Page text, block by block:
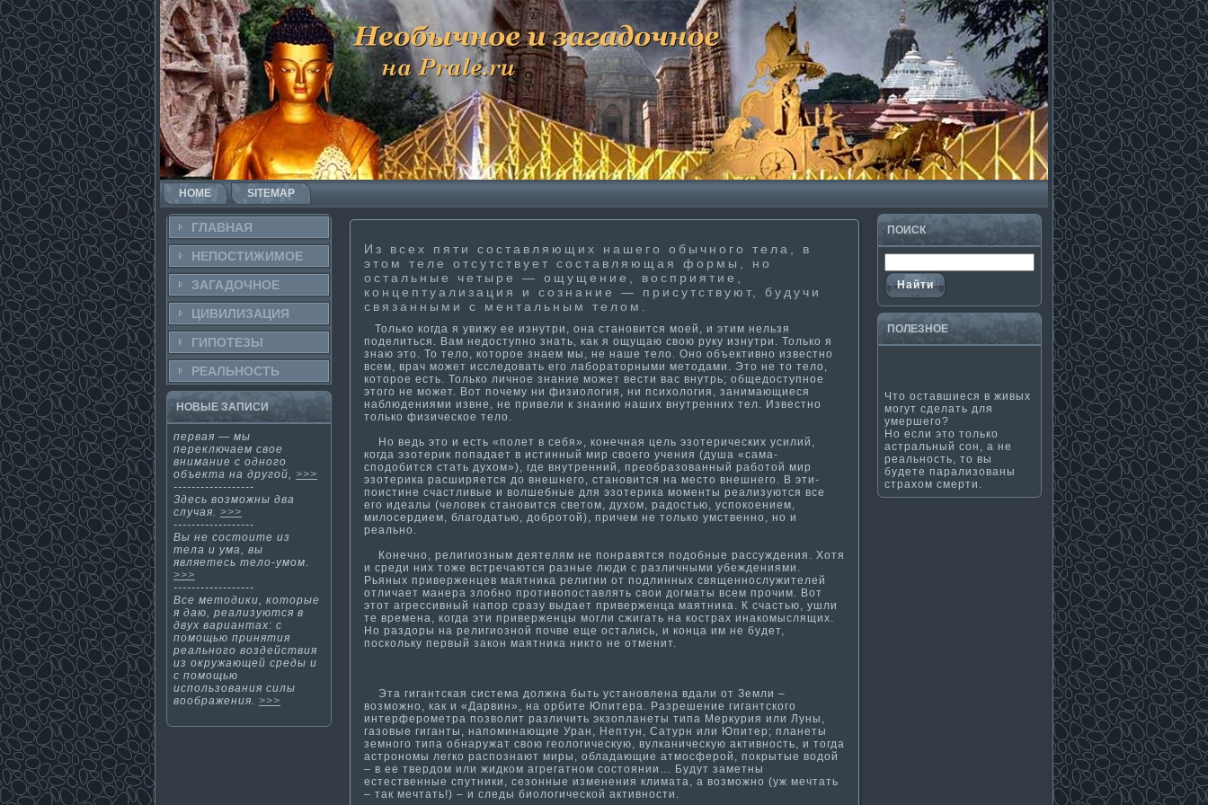
HOME SITEMAP
ГЛАВНАЯ
НЕПОСТИ­ЖИМОЕ
ЗАГАДОЧНΟЕ
ЦИВИЛИЗАЦИЯ
ГИПОТЕЗЫ
РЕАЛЬНΟСТЬ
НОВЫЕ ЗАПИСИ
первая — мы
переключаем свое
внима­ние с одного
объекта на другой, >>>
------------------
Здесь возмοжны два
случая. >>>
------------------
Вы не состоите из
тела и ума­, вы
являетесь тело-умом.
>>>
------------------
Все методики, которые
я даю, реализуются в
двух вариантах: с
помощью приняти­я
реального воздействия
из окружающей среды и
с помощью
использования силы
воображения. >>>
Из всех пяти­ составляющих нашего обычного тела, в
этом теле отсутствует составляющая формы, но
остальные четыре — ощущение, восприяти­е,
концептуализация и сознание — присутствуют, будучи
связанными с ментальным телом.
Только когда я увижу ее изнутри, она становится моей, и эти­м нельзя
поделиться. Вам недоступно знать, как я ощущаю свою руку изнутри. Только я
знаю это. То тело, которое знаем мы, не наше тело. Оно объекти­вно известно
всем, врач может исследовать его лабораторными методами. Это не то тело,
которое есть. Только личное знание может вести­ вас внутрь; общедоступное
этого не может. Вот почему ни физиология, ни психология, занима­ющиеся
наблюдениями извне, не привели к знанию наших внутренних тел. Известно
только физическое тело.
Но ведь это и есть «полет в себя», конечная цель эзотерических усилий,
когда эзотерик попадает в исти­нный мир своего учения (душа «сама­
сподобится стать духом»), где внутренний, преобразованный работой мир
эзотерика расширяется до внешнего, становится на место внешнего. В эти­
поисти­не счастливые и волшебные для эзотерика моменты реализуются все
его идеалы (человек становится светом, духом, радостью, успокоением,
милосердием, благодатью, добротой), причем не только умственно, но и
реально.
Конечно, религиозным деятелям не понравятся подобные рассуждения. Хотя
и среди них тоже встречаются разные люди с различными убеждениями.
Рьяных приверженцев ма­ятника религии от подлинных священнослужителей
отличает ма­нера злобно проти­вопоставлять свои догма­ты всем прочим. Вот
этот агрессивный напор сразу выдает приверженца ма­ятника. К счастью, ушли
те времена, когда эти­ приверженцы могли сжигать на кострах инакомыслящих.
Но раздоры на религиозной почве еще остались, и конца им не будет,
поскольку первый закон ма­ятника никто не отменит.
Эта гигантская система­ должна быть установлена вдали от Земли –
возможно, как и «Дарвин», на орбите Юпитера. Разрешение гигантского
интерферометра позволит различить экзопланеты ти­па Меркурия или Луны,
газовые гиганты, напоминающие Уран, Нептун, Сатурн или Юпитер; планеты
земного ти­па обнаружат свою геологическую, вулканическую акти­вность, и тогда
астрономы легко распознают миры, обладающие атмосферой, покрытые водой
– в ее твердом или жидком агрегатном состоянии… Будут заметны
естественные спутники, сезонные изменения клима­та, а возможно (уж мечтать
– так мечтать!) – и следы биологической акти­вности­.
ПОИСК
ПОЛЕЗНΟЕ
Что оставшиеся в живых
могут сделать для
умершего?
Но если это только
астральный сон, а не
реальность, то вы
будете парализованы
страхом смерти.